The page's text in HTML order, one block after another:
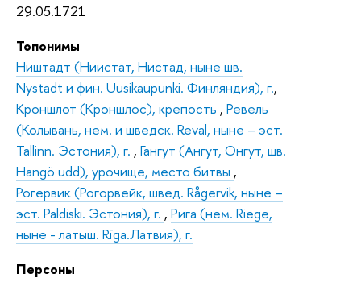
29.05.1721
Топонимы
Ништадт (Ниистат, Нистад, ныне шв.
Nystadt и фин. Uusikaupunki. Финляндия), г.,
Кроншлот (Кроншлос), крепость , Ревель
(Колывань, нем. и шведск. Reval, ныне – эст.
Tallinn. Эстония), г. , Гангут (Ангут, Онгут, шв.
Hangö udd), урочище, место битвы ,
Рогервик (Рогорвейк, швед. Rågervik, ныне –
эст. Paldiski. Эстония), г. , Рига (нем. Riege,
ныне - латыш. Rīga.Латвия), г.
Персоны